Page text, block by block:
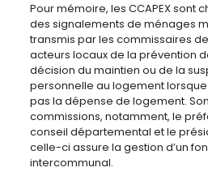
Pour mémoire, les CCAPEX sont
des signalements de ménages
transmis par les commissaires
acteurs locaux de la prévention
décision du maintien ou de la
personnelle au logement
pas la dépense de logement.
commissions, notamment, le
conseil départemental et le
celle-ci assure la gestion d’un
intercommunal.